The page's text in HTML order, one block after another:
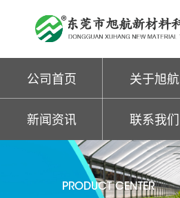
公司首页 关于旭航
新闻资讯 联系我们
PRODUCT CENTER